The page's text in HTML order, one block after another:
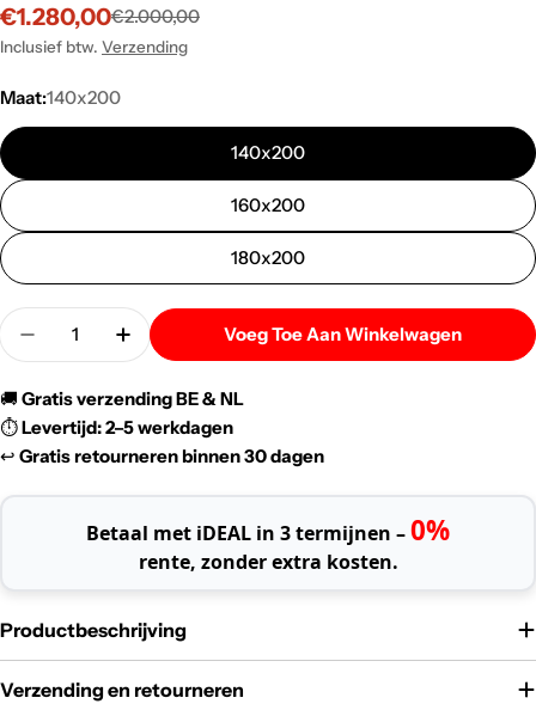
Verkoopprijs
€1.280,00
Normale
prijs
€2.000,00
Inclusief btw. Verzending
Maat:140x200
140x200
160x200
180x200
Menigte
Verlaag De Hoeveelheid Voor BSS Bedding | Wool
Verhoog De Hoeveelheid Voor BSS
Voeg Toe Aan Winkelwagen
🚚 Gratis verzending BE & NL
⏱️Levertijd: 2–5 werkdagen
↩️ Gratis retourneren binnen 30 dagen
Betaal met iDEAL in 3 termijnen –0%
rente, zonder extra kosten.
Productbeschrijving
Verzending en retourneren